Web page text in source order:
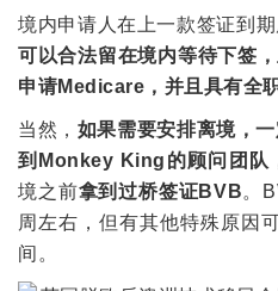
境内申请人在上一款签证到
可以合法留在境内等待下签
申请Medicare，并且具有全
当然， 如果需要安排离境，
到Monkey King的顾问团队
境之前拿到过桥签证BVB。
周左右，但有其他特殊原因
间。